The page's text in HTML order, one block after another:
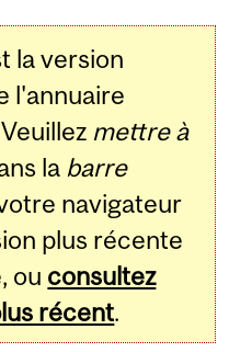
la version
l'annuaire
mettre à
la barre
navigateur
plus récente
ou consultez
récent.